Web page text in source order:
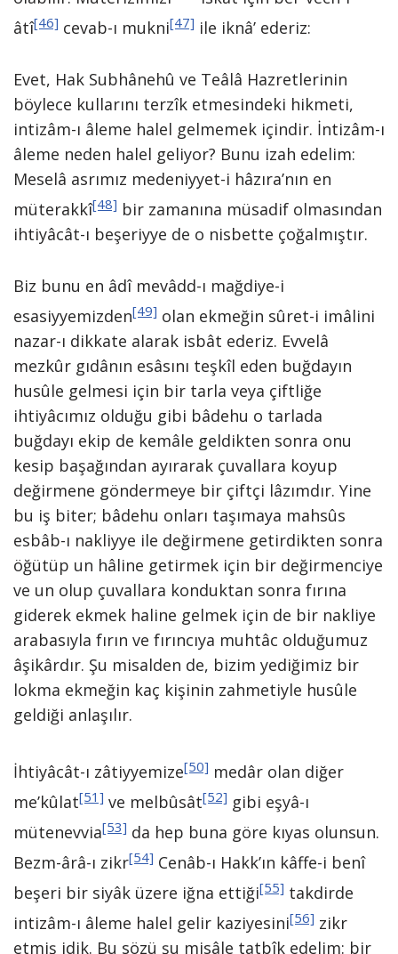
âtî[46] cevab-ı mukni[47] ile iknâ’ ederiz:
Evet, Hak Subhânehû ve Teâlâ Hazretlerinin
böylece kullarını terzîk etmesindeki hikmeti,
intizâm-ı âleme halel gelmemek içindir. İntizâm-ı
âleme neden halel geliyor? Bunu izah edelim:
Meselâ asrımız medeniyyet-i hâzıra’nın en
müterakkî[48] bir zamanına müsadif olmasından
ihtiyâcât-ı beşeriyye de o nisbette çoğalmıştır.
Biz bunu en âdî mevâdd-ı mağdiye-i
esasiyyemizden[49] olan ekmeğin sûret-i imâlini
nazar-ı dikkate alarak isbât ederiz. Evvelâ
mezkûr gıdânın esâsını teşkîl eden buğdayın
husûle gelmesi için bir tarla veya çiftliğe
ihtiyâcımız olduğu gibi bâdehu o tarlada
buğdayı ekip de kemâle geldikten sonra onu
kesip başağından ayırarak çuvallara koyup
değirmene göndermeye bir çiftçi lâzımdır. Yine
bu iş biter; bâdehu onları taşımaya mahsûs
esbâb-ı nakliyye ile değirmene getirdikten sonra
öğütüp un hâline getirmek için bir değirmenciye
ve un olup çuvallara konduktan sonra fırına
giderek ekmek haline gelmek için de bir nakliye
arabasıyla fırın ve fırıncıya muhtâc olduğumuz
âşikârdır. Şu misalden de, bizim yediğimiz bir
lokma ekmeğin kaç kişinin zahmetiyle husûle
geldiği anlaşılır.
İhtiyâcât-ı zâtiyyemize[50] medâr olan diğer
me’kûlat[51] ve melbûsât[52] gibi eşyâ-ı
mütenevvia[53] da hep buna göre kıyas olunsun.
Bezm-ârâ-ı zikr[54] Cenâb-ı Hakk’ın kâffe-i benî
beşeri bir siyâk üzere iğna ettiği[55] takdirde
intizâm-ı âleme halel gelir kaziyesini[56] zikr
etmiş idik. Bu sözü şu misâle tatbîk edelim: bir